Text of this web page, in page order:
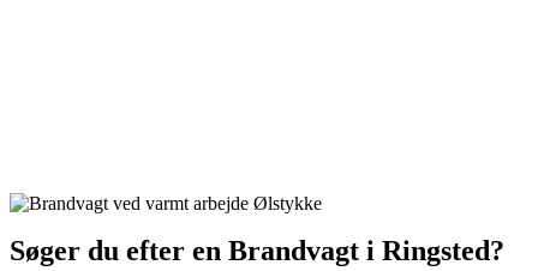
Søger du efter en Brandvagt i Ringsted?